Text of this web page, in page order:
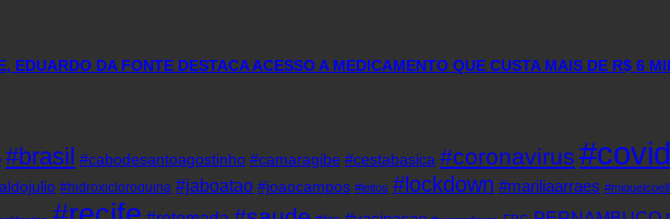
EDUARDO DA FONTE DESTACA ACESSO A MEDICAMENTO QUE CUSTA MAIS DE R$ 6
#brasil #cabodesantoagostinho #camaragibe #cestabasica #coronavirus
#hidroxicloroquina #jaboatao #joaocampos #leitos #lockdown #mariliaarraes